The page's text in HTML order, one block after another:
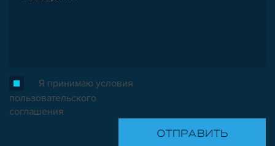
Я принимаю условия
пользовательского
соглашения